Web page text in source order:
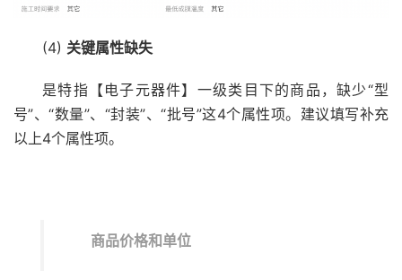
(4) 关键属性缺失
是特指【电子元器件】一级类目下的商品，缺少“型
号”、“数量”、“封装”、“批号”这4个属性项。建议填写补充
以上4个属性项。
商品价格和单位